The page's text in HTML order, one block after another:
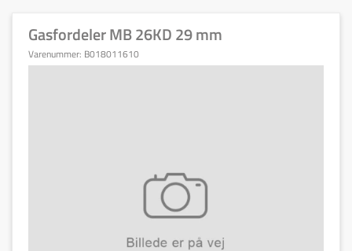
Gasfordeler MB 26KD 29 mm
Varenummer: B018011610